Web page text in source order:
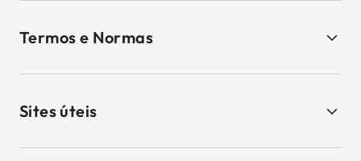
Termos e Normas
Sites úteis